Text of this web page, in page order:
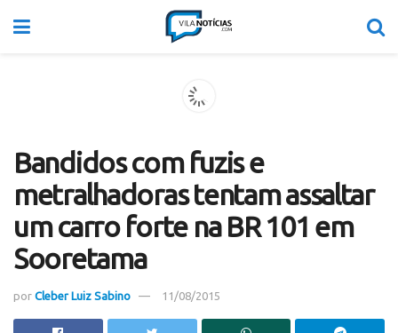
Bandidos com fuzis e
metralhadoras tentam assaltar
um carro forte na BR 101 em
Sooretama
por Cleber Luiz Sabino 11/08/2015